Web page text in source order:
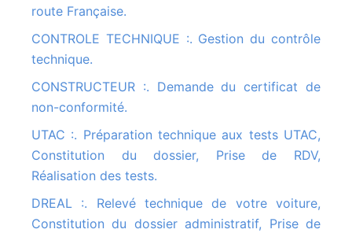
route Française.
CONTROLE TECHNIQUE :. Gestion du contrôle
technique.
CONSTRUCTEUR :. Demande du certificat de
non-conformité.
UTAC :. Préparation technique aux tests UTAC,
Constitution du dossier, Prise de RDV,
Réalisation des tests.
DREAL :. Relevé technique de votre voiture,
Constitution du dossier administratif, Prise de